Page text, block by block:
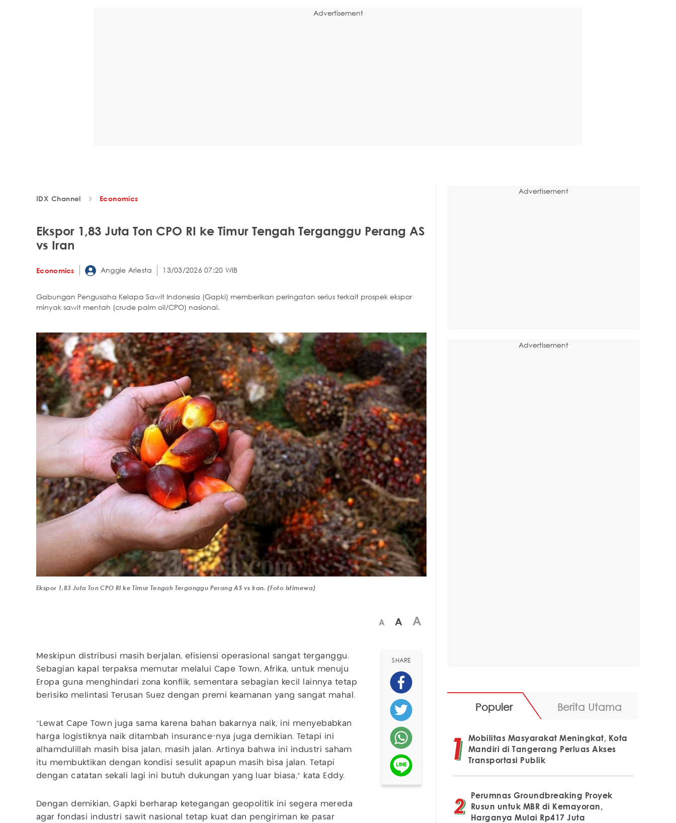
Advertisement
IDX Channel Economics
Ekspor 1,83 Juta Ton CPO RI ke Timur Tengah Terganggu Perang AS
vs Iran
Economics Anggie Ariesta 13/03/2026 07:20 WIB
Gabungan Pengusaha Kelapa Sawit Indonesia (Gapki) memberikan peringatan serius terkait prospek ekspor
minyak sawit mentah (crude palm oil/CPO) nasional.
Ekspor 1,83 Juta Ton CPO RI ke Timur Tengah Terganggu Perang AS vs Iran. (Foto Istimewa)
A A A
Meskipun distribusi masih berjalan, efisiensi operasional sangat terganggu.
Sebagian kapal terpaksa memutar melalui Cape Town, Afrika, untuk menuju
Eropa guna menghindari zona konflik, sementara sebagian kecil lainnya tetap
berisiko melintasi Terusan Suez dengan premi keamanan yang sangat mahal.
“Lewat Cape Town juga sama karena bahan bakarnya naik, ini menyebabkan
harga logistiknya naik ditambah insurance-nya juga demikian. Tetapi ini
alhamdulillah masih bisa jalan, masih jalan. Artinya bahwa ini industri saham
itu membuktikan dengan kondisi sesulit apapun masih bisa jalan. Tetapi
dengan catatan sekali lagi ini butuh dukungan yang luar biasa,” kata Eddy.
Dengan demikian, Gapki berharap ketegangan geopolitik ini segera mereda
agar fondasi industri sawit nasional tetap kuat dan pengiriman ke pasar
SHARE
Advertisement
Advertisement
Populer Berita Utama
Mobilitas Masyarakat Meningkat, Kota
Mandiri di Tangerang Perluas Akses
Transportasi Publik
Perumnas Groundbreaking Proyek
Rusun untuk MBR di Kemayoran,
Harganya Mulai Rp417 Juta